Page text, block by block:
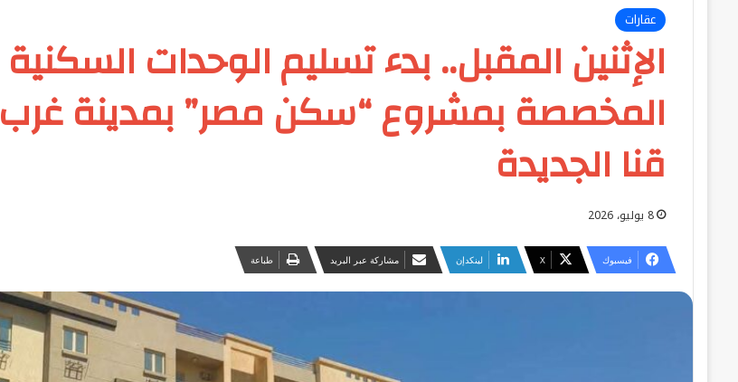
عقارات
الإثنين المقبل.. بدء تسليم الوحدات السكنية
المخصصة بمشروع “سكن مصر” بمدينة غرب
قنا الجديدة
8 يوليو، 2026
فيسبوك ‫X لينكدإن مشاركة عبر البريد طباعة